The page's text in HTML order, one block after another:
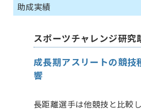
助成実績
スポーツチャレンジ研
成長期アスリートの競技
響
長距離選手は他競技と比較